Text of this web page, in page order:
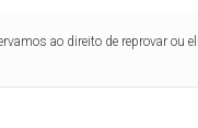
ao direito de reprovar ou